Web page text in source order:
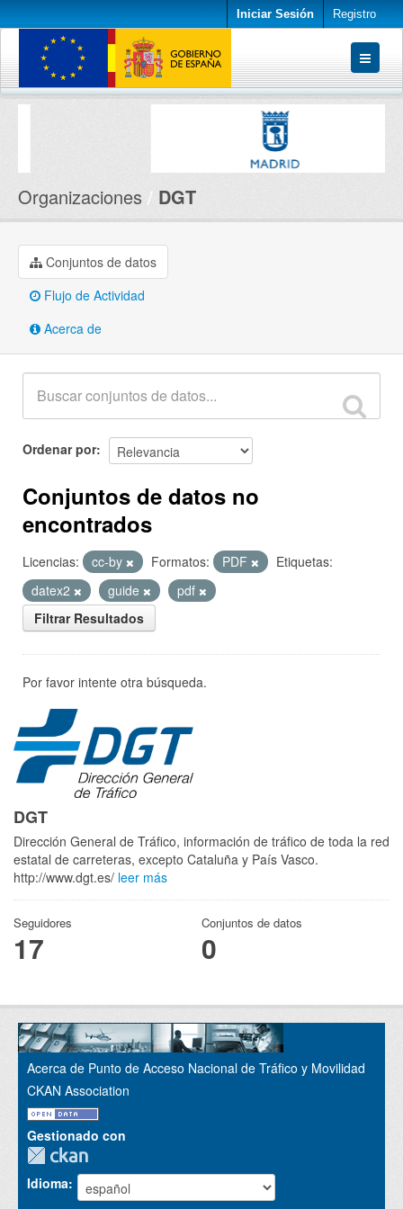
Iniciar Sesión Registro
Conjuntos de datos
Organizaciones DGT
Conjuntos de datos
Flujo de Actividad
Acerca de
Ordenar por
Conjuntos de datos no
encontrados
Licencias: cc-by Formatos: PDF
Etiquetas:
datex2
guide
pdf
Filtrar Resultados
Por favor intente otra búsqueda.
DGT
Dirección General de Tráfico, información de tráfico de toda la red
estatal de carreteras, excepto Cataluña y País Vasco.
http://www.dgt.es/ leer más
Seguidores
17
Conjuntos de datos
0
Acerca de Punto de Acceso Nacional de Tráfico y Movilidad
CKAN Association
Gestionado con
Idioma